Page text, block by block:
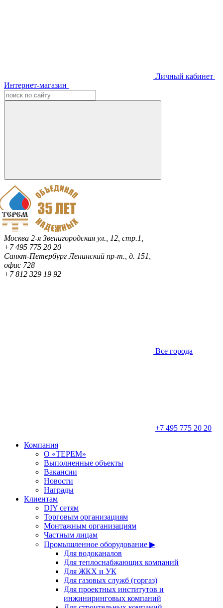
Личный кабинет
Интернет-магазин
Москва 2-я Звенигородская ул., 12, стр.1,
+7 495 775 20 20
Санкт-ПетербургЛенинский пр-т., д. 151,
офис 728
+7 812 329 19 92
Все города
+7 495 775 20 20
Компания
О «ТЕРЕМ»
Выполненные объекты
Вакансии
Новости
Награды
Клиентам
DIY сетям
Торговым организациям
Монтажным организациям
Частным лицам
Промышленное оборудование ▶
Для водоканалов
Для теплоснабжающих компаний
Для ЖКХ и УК
Для газовых служб (горгаз)
Для проектных институтов и
инжиниринговых компаний